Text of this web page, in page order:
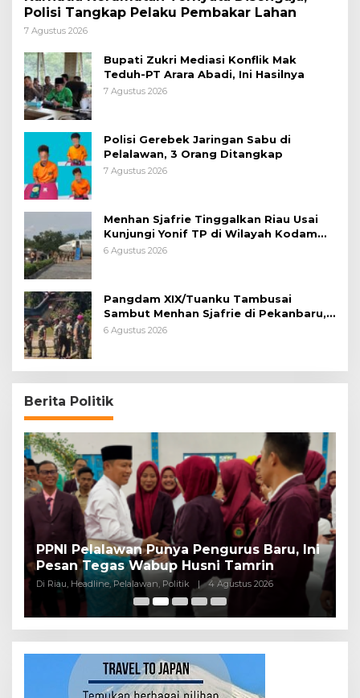
Polisi Tangkap Pelaku Pembakar Lahan
7 Agustus 2026
Bupati Zukri Mediasi Konflik Mak
Teduh-PT Arara Abadi, Ini Hasilnya
7 Agustus 2026
Polisi Gerebek Jaringan Sabu di
Pelalawan, 3 Orang Ditangkap
7 Agustus 2026
Menhan Sjafrie Tinggalkan Riau Usai
Kunjungi Yonif TP di Wilayah Kodam
XIX/Tuanku Tambusai
6 Agustus 2026
Pangdam XIX/Tuanku Tambusai
Sambut Menhan Sjafrie di Pekanbaru,
Ada Agenda Penting
6 Agustus 2026
Berita Politik
PPNI Pelalawan Punya Pengurus Baru, Ini
Pesan Tegas Wabup Husni Tamrin
Di Riau, Headline, Pelalawan, Politik | 4 Agustus 2026